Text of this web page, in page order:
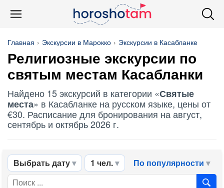
Главная Экскурсии в Марокко Экскурсии в Касабланке
Религиозные экскурсии по
святым местам Касабланки
Найдено 15 экскурсий в категории «Святые
места» в Касабланке на русском языке, цены от
€30. Расписание для бронирования на август,
сентябрь и октябрь 2026 г.
Выбрать дату 1 чел. По популярности